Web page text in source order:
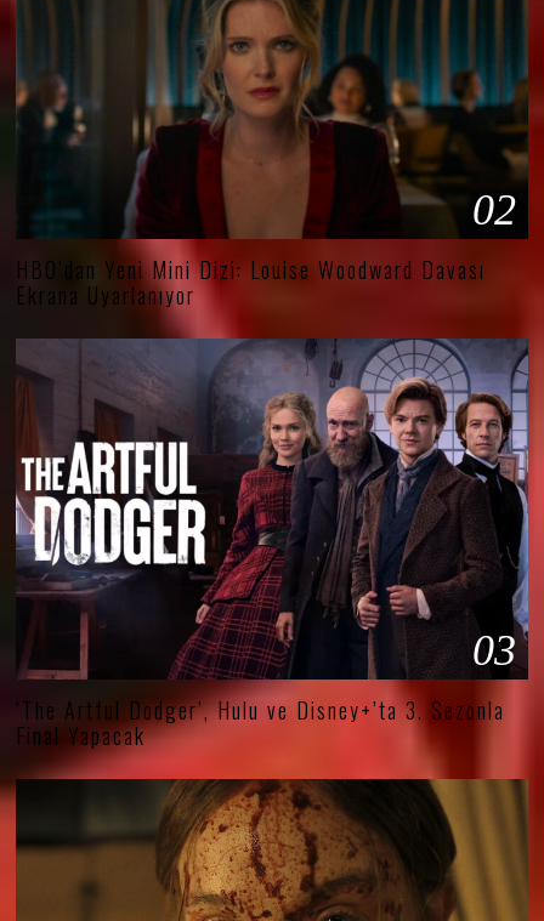
02
HBO’dan Yeni Mini Dizi: Louise Woodward Davası
Ekrana Uyarlanıyor
03
‘The Artful Dodger’, Hulu ve Disney+’ta 3. Sezonla
Final Yapacak